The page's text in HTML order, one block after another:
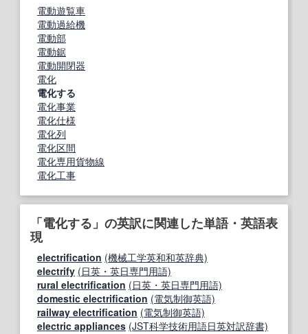
電動遊覧車
電動過給機
電動部
電動鋸
電動開閉器
電化
電化する
電化事業
電化仕様
電化列
電化区間
電化専用貨物線
電化工事
「電化する」の英訳に関連した単語・英語表
現
electrification (機械工学英和和英辞典)
electrify (日英・英日専門用語)
rural electrification (日英・英日専門用語)
domestic electrification (電気制御英語)
railway electrification (電気制御英語)
electric appliances (JST科学技術用語日英対訳辞書)